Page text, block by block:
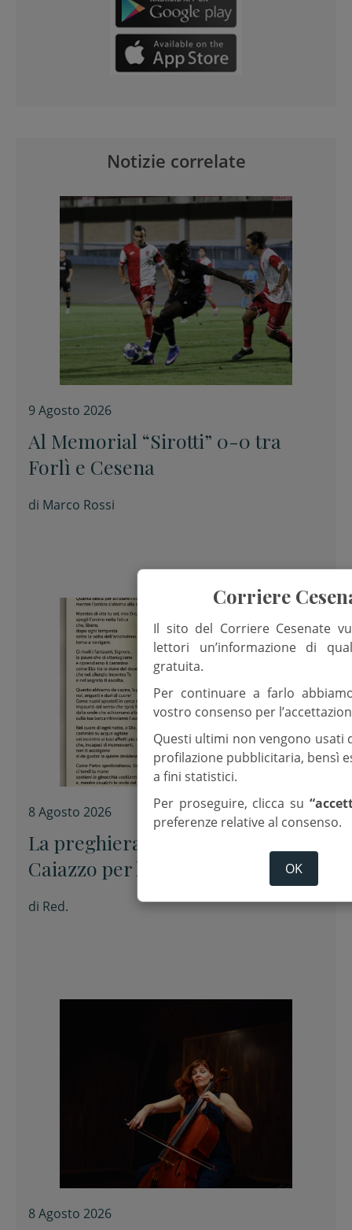
Notizie correlate
9 Agosto 2026
Al Memorial “Sirotti” 0-0 tra
Forlì e Cesena
di Marco Rossi
8 Agosto 2026
La preghiera dell’arcivescovo
Caiazzo per la XIX domenica del
Tempo ordinario
di Red.
8 Agosto 2026
Corriere
Il sito del Corriere Cesenate
lettori un’informazione di
gratuita.
Per continuare a farlo
vostro consenso per
Questi ultimi non vengono usati
profilazione pubblicitaria, bensì
a fini statistici.
Per proseguire, clicca su
preferenze relative al consenso.
OK